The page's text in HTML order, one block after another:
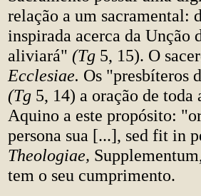
relação a um sacramental:
inspirada acerca da Unção
aliviará" (Tg 5, 15). O
Ecclesiae. Os "presbíteros
(Tg 5, 14) a oração de
Aquino a este propósito:
persona sua [...], sed fit in
Theologiae,
tem o seu cumprimento.